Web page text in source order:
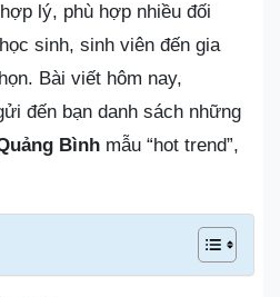
lý, phù hợp nhiều đối
sinh, sinh viên đến gia
Bài viết hôm nay,
đến bạn danh sách những
Bình mẫu “hot trend”,